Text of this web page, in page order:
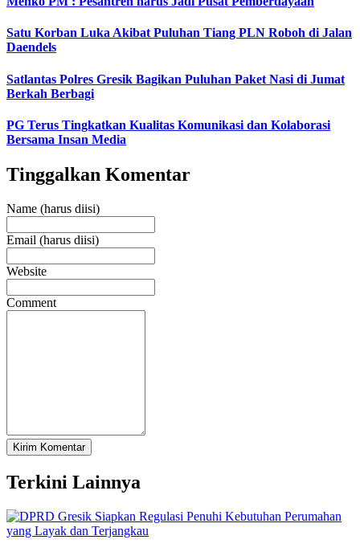
Satu Korban Luka Akibat Puluhan Tiang PLN Roboh di Jalan
Daendels
Satlantas Polres Gresik Bagikan Puluhan Paket Nasi di Jumat
Berkah Berbagi
PG Terus Tingkatkan Kualitas Komunikasi dan Kolaborasi
Bersama Insan Media
Tinggalkan Komentar
Name (harus diisi)
Email (harus diisi)
Website
Comment
Terkini Lainnya